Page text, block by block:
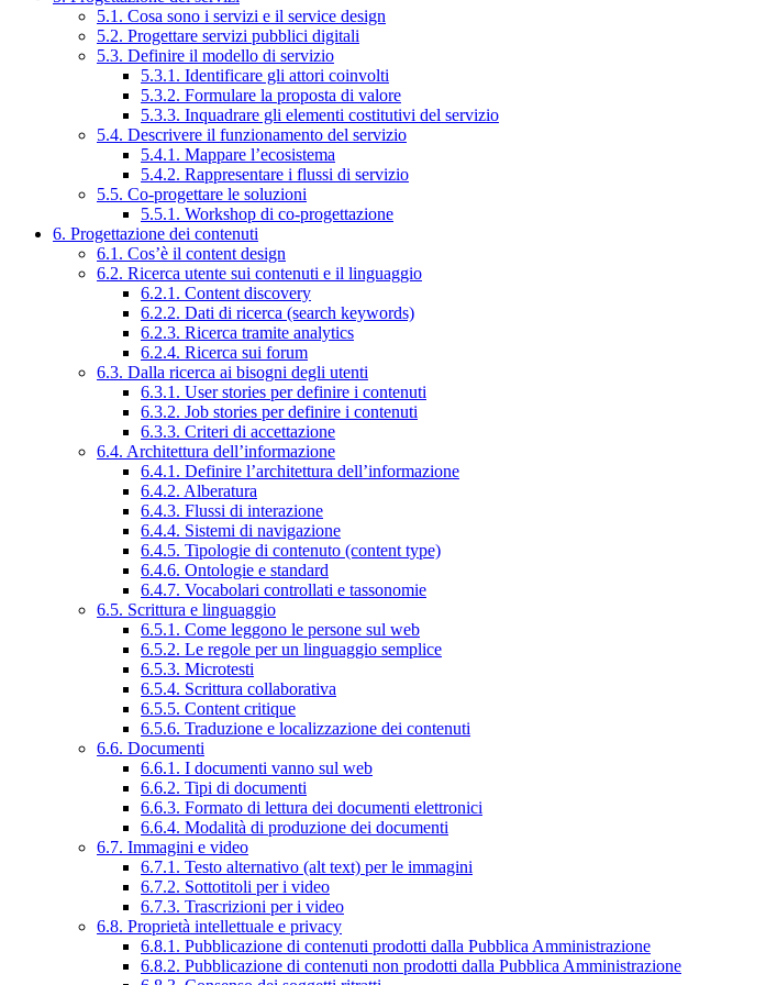
5.1. Cosa sono i servizi e il service design
5.2. Progettare servizi pubblici digitali
5.3. Definire il modello di servizio
5.3.1. Identificare gli attori coinvolti
5.3.2. Formulare la proposta di valore
5.3.3. Inquadrare gli elementi costitutivi del servizio
5.4. Descrivere il funzionamento del servizio
5.4.1. Mappare l’ecosistema
5.4.2. Rappresentare i flussi di servizio
5.5. Co-progettare le soluzioni
5.5.1. Workshop di co-progettazione
6. Progettazione dei contenuti
6.1. Cos’è il content design
6.2. Ricerca utente sui contenuti e il linguaggio
6.2.1. Content discovery
6.2.2. Dati di ricerca (search keywords)
6.2.3. Ricerca tramite analytics
6.2.4. Ricerca sui forum
6.3. Dalla ricerca ai bisogni degli utenti
6.3.1. User stories per definire i contenuti
6.3.2. Job stories per definire i contenuti
6.3.3. Criteri di accettazione
6.4. Architettura dell’informazione
6.4.1. Definire l’architettura dell’informazione
6.4.2. Alberatura
6.4.3. Flussi di interazione
6.4.4. Sistemi di navigazione
6.4.5. Tipologie di contenuto (content type)
6.4.6. Ontologie e standard
6.4.7. Vocabolari controllati e tassonomie
6.5. Scrittura e linguaggio
6.5.1. Come leggono le persone sul web
6.5.2. Le regole per un linguaggio semplice
6.5.3. Microtesti
6.5.4. Scrittura collaborativa
6.5.5. Content critique
6.5.6. Traduzione e localizzazione dei contenuti
6.6. Documenti
6.6.1. I documenti vanno sul web
6.6.2. Tipi di documenti
6.6.3. Formato di lettura dei documenti elettronici
6.6.4. Modalità di produzione dei documenti
6.7. Immagini e video
6.7.1. Testo alternativo (alt text) per le immagini
6.7.2. Sottotitoli per i video
6.7.3. Trascrizioni per i video
6.8. Proprietà intellettuale e privacy
6.8.1. Pubblicazione di contenuti prodotti dalla Pubblica Amministrazione
6.8.2. Pubblicazione di contenuti non prodotti dalla Pubblica Amministrazione